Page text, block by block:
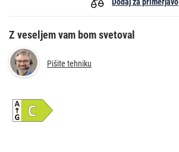
Dodaj za primerjavo
Z veseljem vam bom svetoval
Pišite tehniku